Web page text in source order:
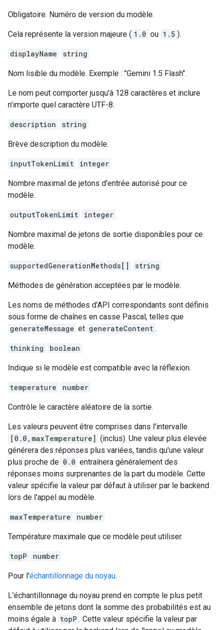
Obligatoire. Numéro de version du modèle.
Cela représente la version majeure ( 1.0 ou 1.5 ).
displayName string
Nom lisible du modèle. Exemple : "Gemini 1.5 Flash".
Le nom peut comporter jusqu'à 128 caractères et inclure
n'importe quel caractère UTF-8.
description string
Brève description du modèle.
inputTokenLimit integer
Nombre maximal de jetons d'entrée autorisé pour ce
modèle.
outputTokenLimit integer
Nombre maximal de jetons de sortie disponibles pour ce
modèle.
supportedGenerationMethods[] string
Méthodes de génération acceptées par le modèle.
Les noms de méthodes d'API correspondants sont définis
sous forme de chaînes en casse Pascal, telles que
generateMessage et generateContent .
thinking boolean
Indique si le modèle est compatible avec la réflexion.
temperature number
Contrôle le caractère aléatoire de la sortie.
Les valeurs peuvent être comprises dans l'intervalle
[0.0,maxTemperature] (inclus). Une valeur plus élevée
générera des réponses plus variées, tandis qu'une valeur
plus proche de 0.0 entraînera généralement des
réponses moins surprenantes de la part du modèle. Cette
valeur spécifie la valeur par défaut à utiliser par le backend
lors de l'appel au modèle.
maxTemperature number
Température maximale que ce modèle peut utiliser.
topP number
Pour l'échantillonnage du noyau.
L'échantillonnage du noyau prend en compte le plus petit
ensemble de jetons dont la somme des probabilités est au
moins égale à topP . Cette valeur spécifie la valeur par